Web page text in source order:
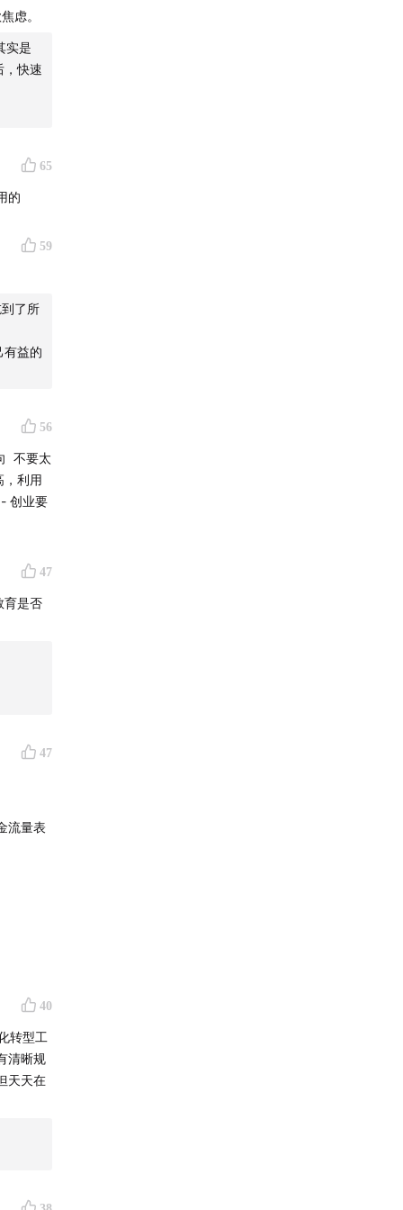
啡、
虑。
实是
，快速
65
的
59
了所
有益的
56
不要太
利用
创业要
47
育是否
47
流量表
股票不
最大
40
转型工
清晰规
天天在